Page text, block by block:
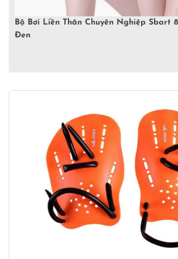
Bộ Bơi Liền Thân Chuyên Nghiệp Sbart
Đen